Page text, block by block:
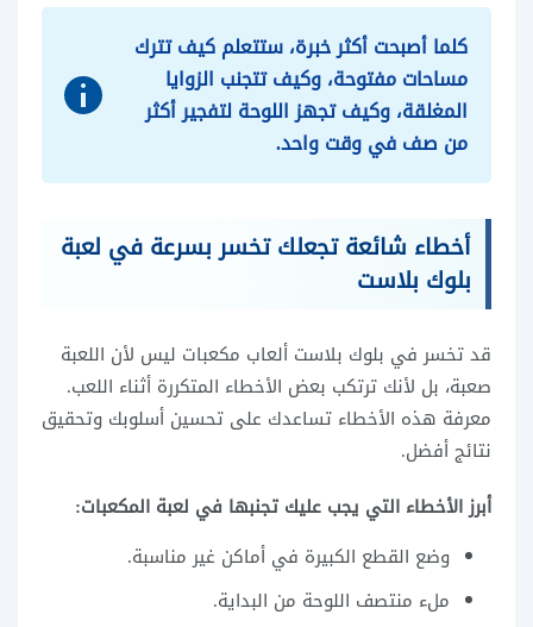
كلما أصبحت أكثر خبرة، ستتعلم كيف تترك
مساحات مفتوحة، وكيف تتجنب الزوايا
المغلقة، وكيف تجهز اللوحة لتفجير أكثر
من صف في وقت واحد.
أخطاء شائعة تجعلك تخسر بسرعة في لعبة
بلوك بلاست
قد تخسر في بلوك بلاست ألعاب مكعبات ليس لأن اللعبة
صعبة، بل لأنك ترتكب بعض الأخطاء المتكررة أثناء اللعب.
معرفة هذه الأخطاء تساعدك على تحسين أسلوبك وتحقيق
نتائج أفضل.
أبرز الأخطاء التي يجب عليك تجنبها في لعبة المكعبات:
وضع القطع الكبيرة في أماكن غير مناسبة.
ملء منتصف اللوحة من البداية.